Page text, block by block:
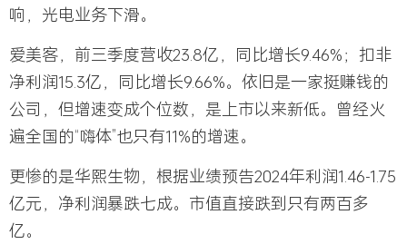
响，光电业务下滑。
爱美客，前三季度营收23.8亿，同比增长9.46%；扣非
净利润15.3亿，同比增长9.66%。依旧是一家挺赚钱的
公司，但增速变成个位数，是上市以来新低。曾经火
遍全国的“嗨体”也只有11%的增速。
更惨的是华熙生物，根据业绩预告2024年利润1.46-1.75
亿元，净利润暴跌七成。市值直接跌到只有两百多
亿。